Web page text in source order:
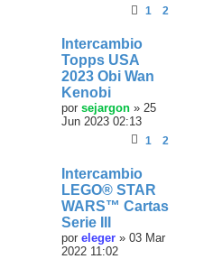
1 2
Intercambio
Topps USA
2023 Obi Wan
Kenobi
por sejargon » 25
Jun 2023 02:13
1 2
Intercambio
LEGO® STAR
WARS™ Cartas
Serie III
por eleger » 03 Mar
2022 11:02